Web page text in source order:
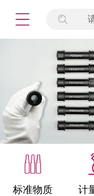
标准物质 计
标准物质
产品专项
微生物检测/